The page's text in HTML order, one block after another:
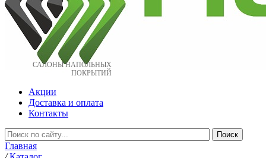
САЛОНЫ НАПОЛЬНЫХ
ПОКРЫТИЙ
Акции
Доставка и оплата
Контакты
Главная